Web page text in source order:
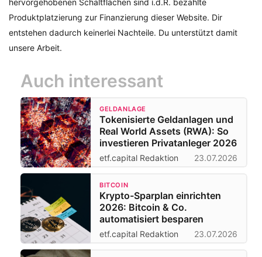
Produktplatzierung zur Finanzierung dieser Website. Dir
entstehen dadurch keinerlei Nachteile. Du unterstützt damit
unsere Arbeit.
Auch interessant
GELDANLAGE
Tokenisierte Geldanlagen und
Real World Assets (RWA): So
investieren Privatanleger 2026
etf.capital Redaktion 23.07.2026
BITCOIN
Krypto-Sparplan einrichten
2026: Bitcoin & Co.
automatisiert besparen
etf.capital Redaktion 23.07.2026